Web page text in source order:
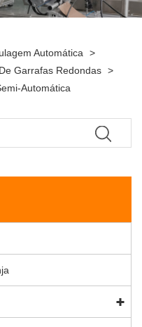
Automática
>
Garrafas Redondas >
Automática